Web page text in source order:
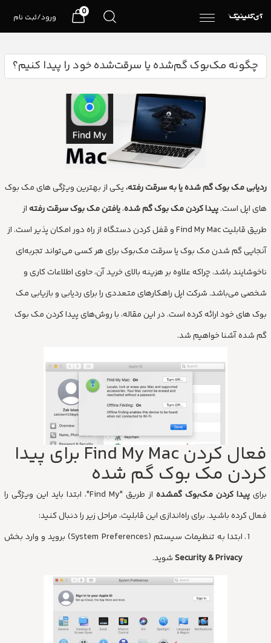
ورود/ثبت نام
0
چگونه مک‌بوک گم‌شده یا سرقت‌شده خود را پیدا کنیم؟
ردیابی مک بوک گم شده یا به سرقت رفته،یکی از بهترین ویژگی های مک بوک
های اپل است.پیدا کردن مک بوک گم شده،یافتن مک بوک سرقت رفتهاز
طریق قابلیت Find My Mac و قفل کردن دستگاه از راه دور امکان پذیر است. از
آنجایی گم شدن مک بوک یا سرقت مک‌بوک برای هر کسی می‌تواند تجربه‌ای
ناخوشایند باشد، چراکه علاوه بر هزینه بالای خرید آن، حاوی اطلاعات کاری و
شخصی می‌باشد. شرکت اپل راهکارهای متعددی را برای ردیابی و بازیابی مک
بوک های خود ارائه کرده است. در این مقاله، با روش‌های پیدا کردن مک بوک
گم شده آشنا خواهیم شد.
فعال کردن Find My Mac برای پیدا
کردن مک بوک گم شده
برای پیدا کردن مک‌بوک گمشده
از طریق "Find My"، ابتدا باید این ویژگی را
فعال کرده باشید. برای راه‌اندازی این قابلیت، مراحل زیر را دنبال کنید:
ابتدا به تنظیمات سیستم (System Preferences) بروید و وارد بخش
Security & Privacyشوید.